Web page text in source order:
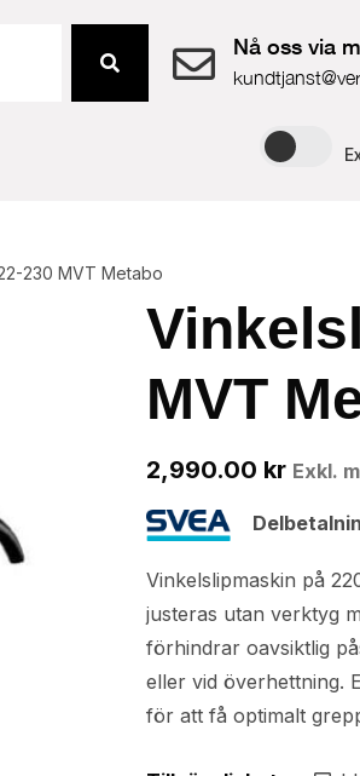
Nå oss via
230 MVT Metabo
2,990.00 kr Exkl.
MVT
Vinkelslipmaskin på
justeras utan verktyg
förhindrar oavsiktlig
eller vid överhettning.
för att få optimalt